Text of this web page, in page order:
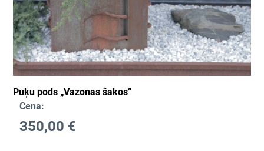
Puķu pods „Vazonas šakos”
Cena:
350,00 €